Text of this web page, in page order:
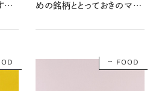
い
めの銘柄ととっておきのマリ
FOOD